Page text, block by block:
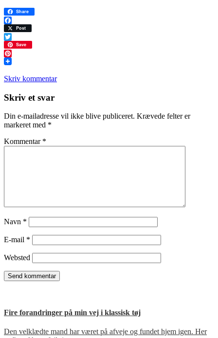
Share
Facebook
Post
Twitter
Save
Pinterest
Skriv kommentar
Læserinteraktioner
Skriv et svar
Din e-mailadresse vil ikke blive publiceret. Krævede felter er
markeret med *
Kommentar *
Navn *
E-mail *
Websted
Fire forandringer på min vej i klassisk tøj
Den velklædte mand har været på afveje og fundet hjem igen. Her